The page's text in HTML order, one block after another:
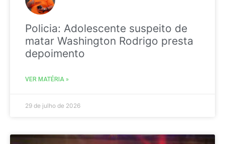
Policia: Adolescente suspeito de
matar Washington Rodrigo presta
depoimento
VER MATÉRIA »
29 de julho de 2026